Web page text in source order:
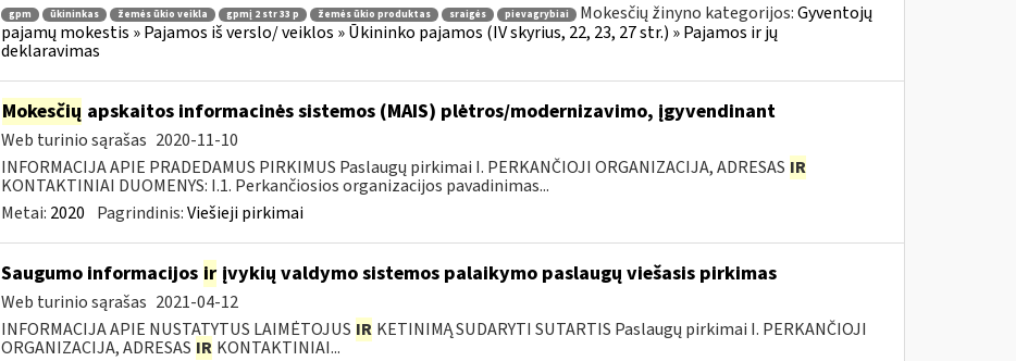
gpm ūkininkas žemės ūkio veikla gpmį 2 str 33 p žemės ūkio produktas sraigės pievagrybiai Mokesčių žinyno kategorijos:Gyventojų
pajamų mokestis » Pajamos iš verslo/ veiklos » Ūkininko pajamos (IV skyrius, 22, 23, 27 str.) » Pajamos ir jų
deklaravimas
Mokesčių apskaitos informacinės sistemos (MAIS) plėtros/modernizavimo, įgyvendinant
Web turinio sąrašas 2020-11-10
INFORMACIJA APIE PRADEDAMUS PIRKIMUS Paslaugų pirkimai I. PERKANČIOJI ORGANIZACIJA, ADRESAS IR
KONTAKTINIAI DUOMENYS: I.1. Perkančiosios organizacijos pavadinimas...
Metai: 2020 Pagrindinis:Viešieji pirkimai
Saugumo informacijos irįvykių valdymo sistemos palaikymo paslaugų viešasis pirkimas
Web turinio sąrašas 2021-04-12
INFORMACIJA APIE NUSTATYTUS LAIMĖTOJUS IR KETINIMĄ SUDARYTI SUTARTIS Paslaugų pirkimai I. PERKANČIOJI
ORGANIZACIJA, ADRESAS IR KONTAKTINIAI...